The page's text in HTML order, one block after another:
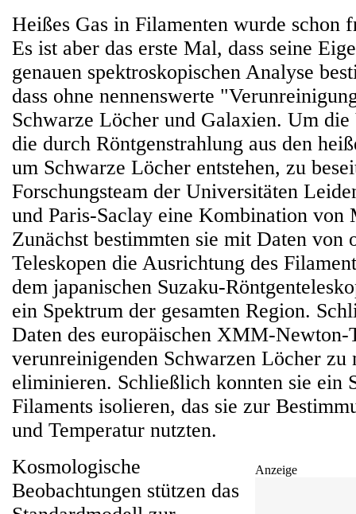
Heißes Gas in Filamenten wurde schon
Es ist aber das erste Mal, dass seine
genauen spektroskopischen Analyse
dass ohne nennenswerte
Schwarze Löcher und Galaxien. Um
die durch Röntgenstrahlung aus den
um Schwarze Löcher entstehen, zu
Forschungsteam der Universitäten
und Paris-Saclay eine Kombination von
Zunächst bestimmten sie mit Daten von
Teleskopen die Ausrichtung des
dem japanischen Suzaku-
ein Spektrum der gesamten Region.
Daten des europäischen XMM-Newton-
verunreinigenden Schwarzen Löcher zu
eliminieren. Schließlich konnten sie ein
Filaments isolieren, das sie zur
und Temperatur nutzten.
Anzeige
Kosmologische
Beobachtungen stützen das